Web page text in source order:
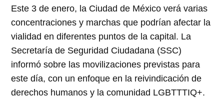
Este 3 de enero, la Ciudad de México verá varias
concentraciones y marchas que podrían afectar la
vialidad en diferentes puntos de la capital. La
Secretaría de Seguridad Ciudadana (SSC)
informó sobre las movilizaciones previstas para
este día, con un enfoque en la reivindicación de
derechos humanos y la comunidad LGBTTTIQ+.